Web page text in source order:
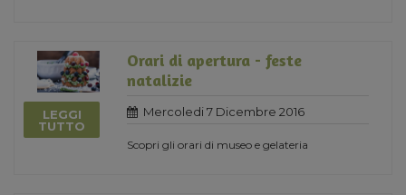
LEGGI
TUTTO
Orari di apertura - feste
natalizie
Mercoledi 7 Dicembre 2016
Scopri gli orari di museo e gelateria